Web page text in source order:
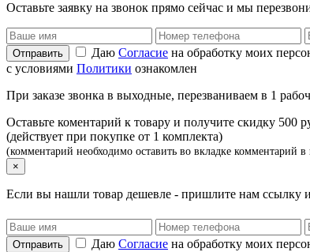
Оставьте заявку на звонок прямо сейчас и мы
Даю Согласие на обработку моих
с условиями Политики ознакомлен
При заказе звонка в выходные, перезваниваем в 1
Оставьте коментарий к товару и получите скидку 500
(действует при покупке от 1 комплекта)
(комментарий необходимо оставить во вкладке комментарий в
×
Если вы нашли товар дешевле - пришлите нам ссылку
Даю Согласие на обработку моих